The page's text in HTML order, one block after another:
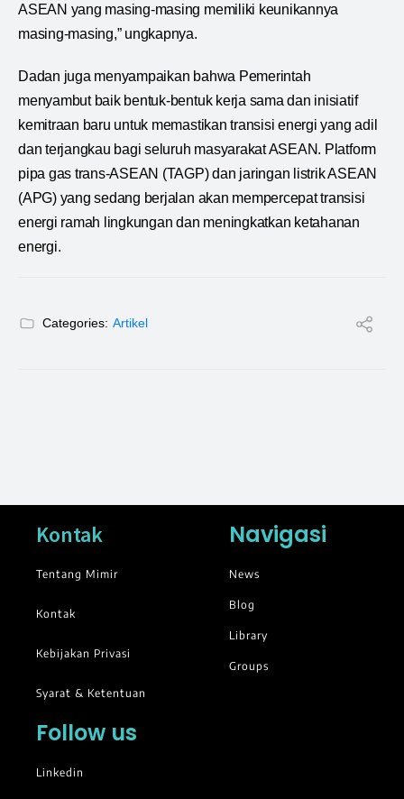
ASEAN yang masing-masing memiliki keunikannya
masing-masing,” ungkapnya.
Dadan juga menyampaikan bahwa Pemerintah
menyambut baik bentuk-bentuk kerja sama dan inisiatif
kemitraan baru untuk memastikan transisi energi yang adil
dan terjangkau bagi seluruh masyarakat ASEAN. Platform
pipa gas trans-ASEAN (TAGP) dan jaringan listrik ASEAN
(APG) yang sedang berjalan akan mempercepat transisi
energi ramah lingkungan dan meningkatkan ketahanan
energi.
Categories: Artikel
Kontak
Tentang Mimir
Kontak
Kebijakan Privasi
Syarat & Ketentuan
Navigasi
News
Blog
Library
Groups
Follow us
Linkedin